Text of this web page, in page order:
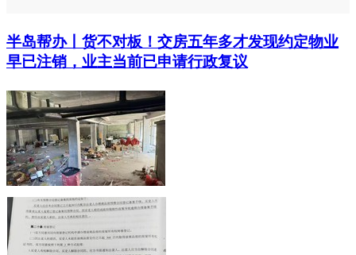
半岛帮办丨货不对板！交房五年多才发现约定物业
早已注销，业主当前已申请行政复议